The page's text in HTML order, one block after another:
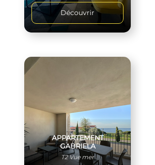
Découvrir
APPARTEMENT
GABRIELA
T2 Vue mer